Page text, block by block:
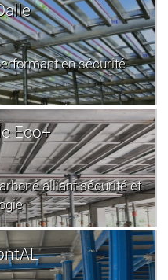
en sécurité
Eco+
alliant sécurité et